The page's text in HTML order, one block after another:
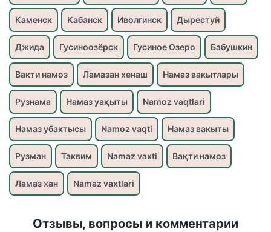
Каменск Кабанск Иволгинск Дырестуй
Джида Гусиноозёрск Гусиное Озеро Бабушкин
Вакти намоз Ламазан хенаш Намаз вакытлары
Рузнама Намаз уақыты Namoz vaqtlari
Намаз убактысы Namoz vaqti Намаз вакыты
Рузман Таквим Namaz vaxti Вақти намоз
Ламаз хан Namaz vaxtlari
Отзывы, вопросы и комментарии